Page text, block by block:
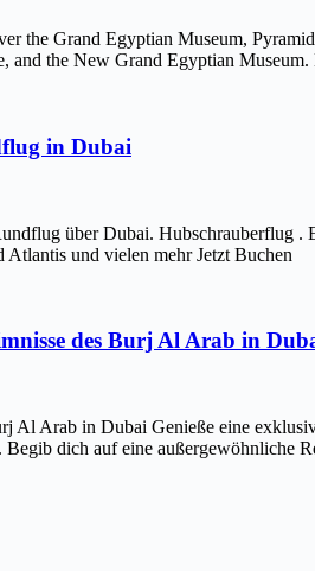
the Grand Egyptian Museum,
and the New Grand Egyptian
in Dubai
über Dubai. Hubschrauberflug .
und vielen mehr Jetzt Buchen
des Burj Al Arab in
Al Arab in Dubai Genieße eine
dich auf eine außergewöhnliche